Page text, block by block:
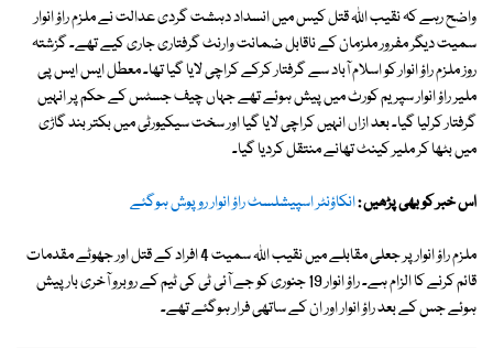
واضح رہے کہ نقیب اللہ قتل کیس میں انسداد دہشت گردی عدالت نے ملزم راؤ انوار
سمیت دیگر مفرور ملزمان کے ناقابل ضمانت وارنٹ گرفتاری جاری کیے تھے۔ گزشتہ
روز ملزم راؤ انوار کو اسلام آباد سے گرفتار کرکے کراچی لایا گیا تھا۔ معطل ایس ایس پی
ملیر راؤ انوار سپریم کورٹ میں پیش ہوئے تھے جہاں چیف جسٹس کے حکم پر انہیں
گرفتار کرلیا گیا۔ بعد ازاں انہیں کراچی لایا گیا اور سخت سیکیورٹی میں بکتر بند گاڑی
میں بٹھا کر ملیر کینٹ تھانے منتقل کردیا گیا۔
اس خبر کو بھی پڑھیں :انکاؤنٹر اسپیشلسٹ راؤ انوار روپوش ہوگئے
ملزم راؤ انوار پر جعلی مقابلے میں نقیب اللہ سمیت 4 افراد کے قتل اور جھوٹے مقدمات
قائم کرنے کا الزام ہے۔ راؤ انوار 19 جنوری کو جے آئی ٹی کی ٹیم کے روبرو آخری بار پیش
ہوئے جس کے بعد راؤ انوار اور ان کے ساتھی فرار ہوگئے تھے۔